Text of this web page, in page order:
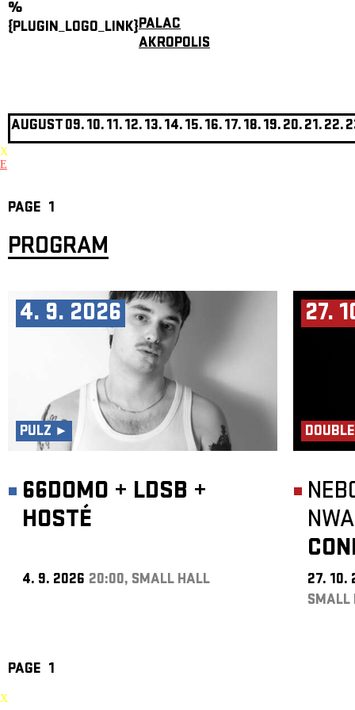
%
{PLUGIN_LOGO_LINK}PALAC
AKROPOLIS
AUGUST09.10.11.12.13.14.15.16.17.18.19.20.21.22.
X
E
PAGE 1
PROGRAM
4. 9. 2026
PULZ ►
66DOMO + LDSB +
HOSTÉ
4. 9. 2026 20:00, SMALL HALL
27.
27. 10.
SMALL
PAGE 1
X